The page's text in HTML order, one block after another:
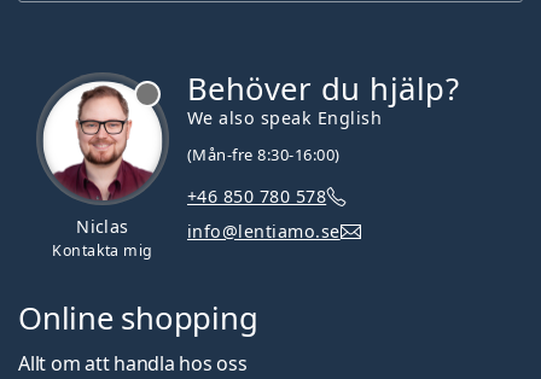
Niclas
Kontakta mig
Behöver du hjälp?
We also speak English
(Mån-fre 8:30-16:00)
+46 850 780 578
info@lentiamo.se
Online shopping
Allt om att handla hos oss